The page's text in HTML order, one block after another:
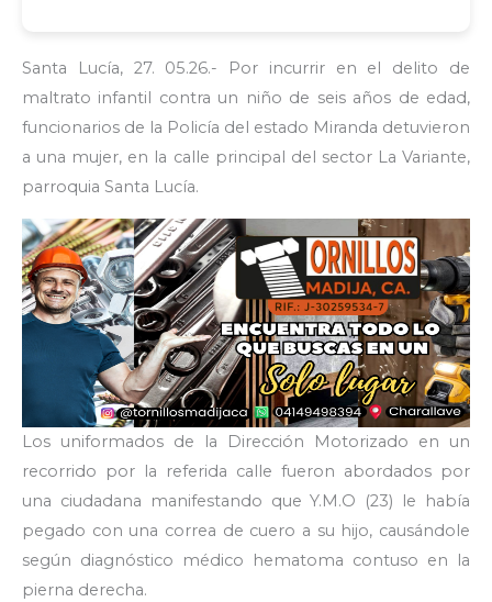
Santa Lucía, 27. 05.26.- Por incurrir en el delito de
maltrato infantil contra un niño de seis años de edad,
funcionarios de la Policía del estado Miranda detuvieron
a una mujer, en la calle principal del sector La Variante,
parroquia Santa Lucía.
Los uniformados de la Dirección Motorizado en un
recorrido por la referida calle fueron abordados por
una ciudadana manifestando que Y.M.O (23) le había
pegado con una correa de cuero a su hijo, causándole
según diagnóstico médico hematoma contuso en la
pierna derecha.